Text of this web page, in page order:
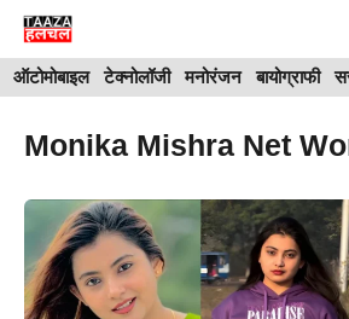
Skip
content
ऑटोमोबाइल टेक्नोलॉजी मनोरंजन बायोग्राफी
Monika Mishra Net